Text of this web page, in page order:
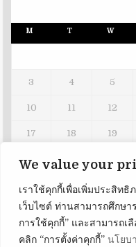
We value your
เราใช้คุกกี้เพื่อเพิ่มประสิท
เว็บไซต์ ท่านสามารถศึกษา
การใช้คุกกี้” และสามารถเ
คลิก “การตั้งค่าคุกกี้” นโยบ
M T W
3 4 5
10 11 12
17 18 19
24
31
« Apr